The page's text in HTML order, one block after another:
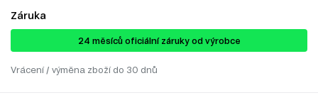
Záruka
24 ​​​​měsíců oficiální záruky od výrobce
Vrácení / výměna zboží do 30 dnů